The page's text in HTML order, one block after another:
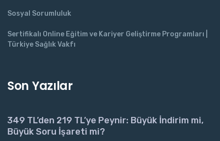
Sosyal Sorumluluk
Sertifikalı Online Eğitim ve Kariyer Geliştirme Programları |
Türkiye Sağlık Vakfı
Son Yazılar
349 TL’den 219 TL’ye Peynir: Büyük İndirim mi,
Büyük Soru İşareti mi?